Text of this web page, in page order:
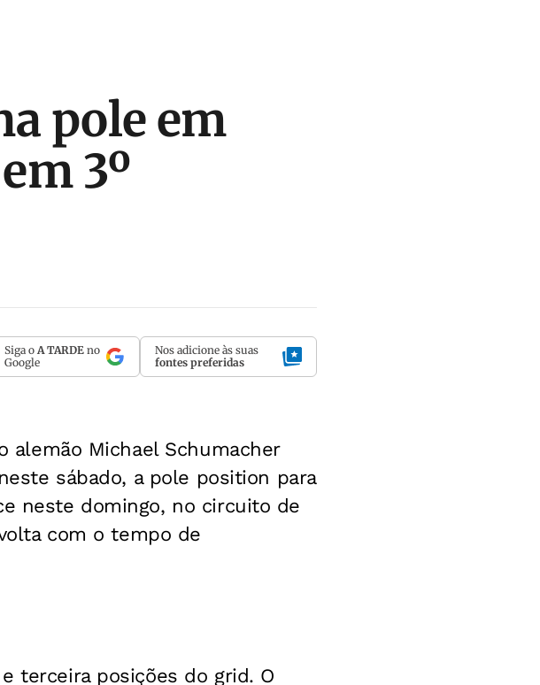
pole em
3º
Siga o A TARDE no
Google
Nos adicione às suas
fontes preferidas
alemão Michael Schumacher
sábado, a pole position para
neste domingo, no circuito de
com o tempo de
terceira posições do grid. O